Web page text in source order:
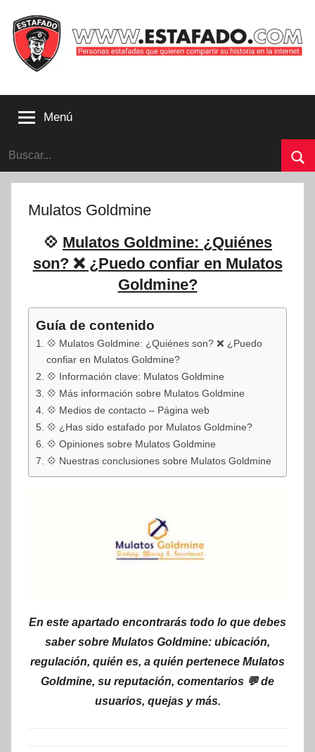
contenido
que
compartir
su
internet
Estafado.com
Menú
Buscar:
Mulatos Goldmine
💠 Mulatos Goldmine: ¿Quiénes
son? ❌ ¿Puedo confiar en Mulatos
Goldmine?
Guía de contenido
💠 Mulatos Goldmine: ¿Quiénes son? ❌ ¿Puedo
confiar en Mulatos Goldmine?
💠 Información clave: Mulatos Goldmine
💠 Más información sobre Mulatos Goldmine
💠 Medios de contacto – Página web
💠 ¿Has sido estafado por Mulatos Goldmine?
💠 Opiniones sobre Mulatos Goldmine
💠 Nuestras conclusiones sobre Mulatos Goldmine
En este apartado encontrarás todo lo que debes
saber sobre Mulatos Goldmine: ubicación,
regulación, quién es, a quién pertenece Mulatos
Goldmine, su reputación, comentarios 💬 de
usuarios, quejas y más.